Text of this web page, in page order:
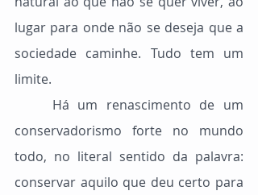
lugar para onde não se deseja que a
sociedade caminhe. Tudo tem um
limite.
conservadorismo forte no mundo
todo, no literal sentido da palavra:
conservar aquilo que deu certo para